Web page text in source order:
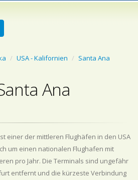
USA - Kalifornien Santa Ana
Ana
einer der mittleren Flughäfen in den USA
um einen nationalen Flughafen mit
pro Jahr. Die Terminals sind ungefähr
entfernt und die kürzeste Verbindung